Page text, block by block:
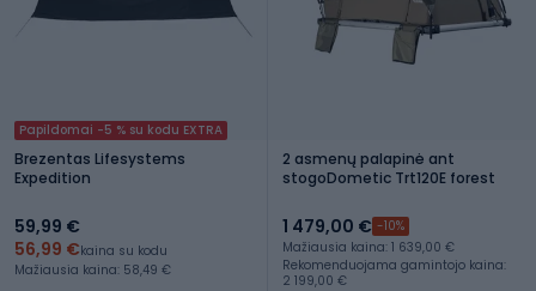
Papildomai -5 % su kodu EXTRA
Brezentas Lifesystems
Expedition
59,99 €
56,99 €kaina su kodu
Mažiausia kaina: 58,49 €
2 asmenų palapinė ant
stogoDometic Trt120E forest
1 479,00 € -10%
Mažiausia kaina: 1 639,00 €
Rekomenduojama gamintojo kaina:
2 199,00 €